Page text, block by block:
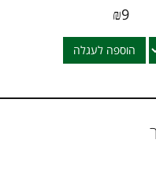
₪9
הוספה לעגלה